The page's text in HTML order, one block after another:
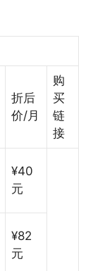
折后
价/月
购
买
链
接
¥40
元
¥82
元